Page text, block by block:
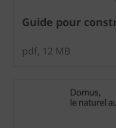
Guide pour
pdf, 12 MB